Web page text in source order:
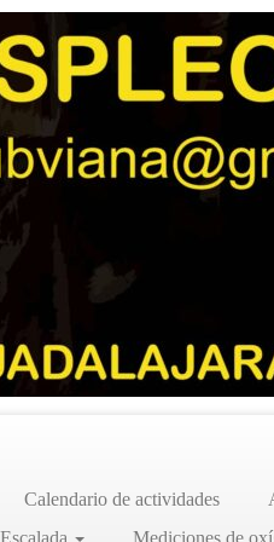
Calendario de actividades
Mediciones de
al 2 de febrero 2025) »
Simas Alfa I, la Raja y Juana I (31 al 2 de